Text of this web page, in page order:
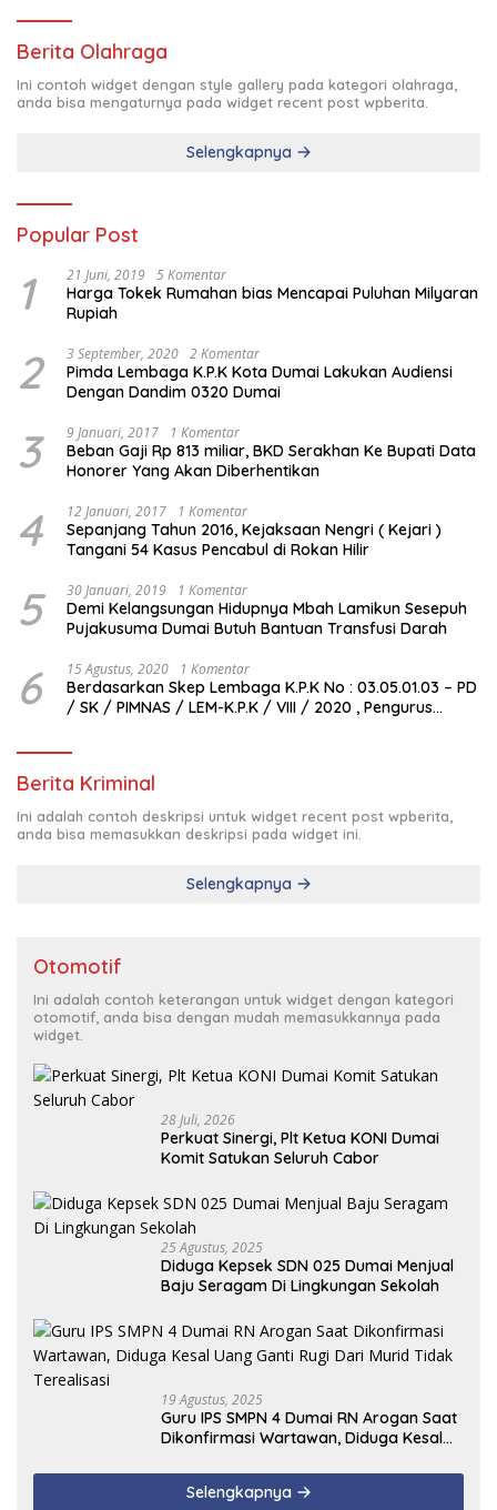
Berita Olahraga
Ini contoh widget dengan style gallery pada kategori olahraga,
anda bisa mengaturnya pada widget recent post wpberita.
Selengkapnya
Popular Post
1 21 Juni, 2019 5 Komentar
Harga Tokek Rumahan bias Mencapai Puluhan Milyaran
Rupiah
2 3 September, 2020 2 Komentar
Pimda Lembaga K.P.K Kota Dumai Lakukan Audiensi
Dengan Dandim 0320 Dumai
3 9 Januari, 2017 1 Komentar
Beban Gaji Rp 813 miliar, BKD Serakhan Ke Bupati Data
Honorer Yang Akan Diberhentikan
4 12 Januari, 2017 1 Komentar
Sepanjang Tahun 2016, Kejaksaan Nengri ( Kejari )
Tangani 54 Kasus Pencabul di Rokan Hilir
5 30 Januari, 2019 1 Komentar
Demi Kelangsungan Hidupnya Mbah Lamikun Sesepuh
Pujakusuma Dumai Butuh Bantuan Transfusi Darah
6 15 Agustus, 2020 1 Komentar
Berdasarkan Skep Lembaga K.P.K No : 03.05.01.03 – PD
/ SK / PIMNAS / LEM-K.P.K / VIII / 2020 , Pengurus
Berita Kriminal
Ini adalah contoh deskripsi untuk widget recent post wpberita,
anda bisa memasukkan deskripsi pada widget ini.
Selengkapnya
Otomotif
Ini adalah contoh keterangan untuk widget dengan kategori
otomotif, anda bisa dengan mudah memasukkannya pada
widget.
28 Juli, 2026
Perkuat Sinergi, Plt Ketua KONI Dumai
Komit Satukan Seluruh Cabor
25 Agustus, 2025
Diduga Kepsek SDN 025 Dumai Menjual
Baju Seragam Di Lingkungan Sekolah
19 Agustus, 2025
Guru IPS SMPN 4 Dumai RN Arogan Saat
Dikonfirmasi Wartawan, Diduga Kesal
Terealisasi
Selengkapnya